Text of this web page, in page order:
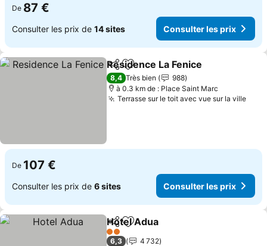
De 87 €
Consulter les prix de 14 sites Consulter les prix
PartagerAjouter à mes favoris
Residence La Fenice
8,4 Très bien
988
à 0.3 km de : Place Saint Marc
Terrasse sur le toit avec vue sur la ville
De 107 €
Consulter les prix de 6 sites Consulter les prix
PartagerAjouter à mes favoris
Hotel Adua
2 Étoiles
6,3
4 732